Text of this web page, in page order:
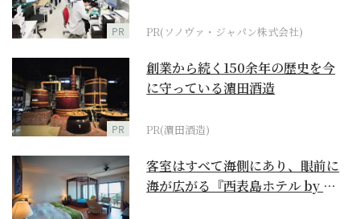
PR PR(ソノヴァ・ジャパン株式会社)
PR
創業から続く150余年の歴史を今
に守っている濵田酒造
PR(濵田酒造)
客室はすべて海側にあり、眼前に
海が広がる『西表島ホテル by 星